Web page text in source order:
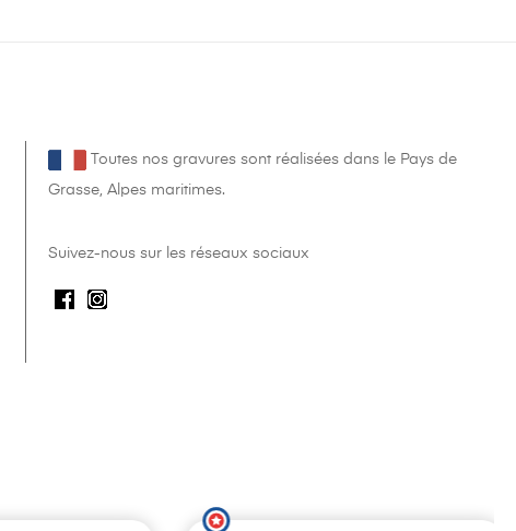
Toutes nos gravures sont réalisées dans le Pays de
Grasse, Alpes maritimes.
Suivez-nous sur les réseaux sociaux